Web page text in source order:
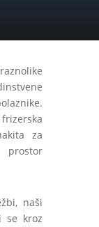
za
naši
se kroz